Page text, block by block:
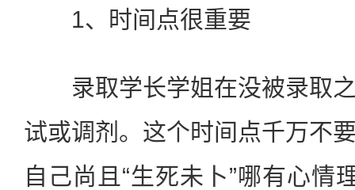
1、时间点很重要
录取学长学姐在没被录取之
试或调剂。这个时间点千万不
自己尚且“生死未卜”哪有心情